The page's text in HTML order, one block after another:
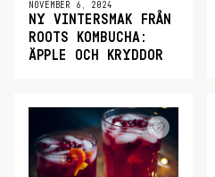
NOVEMBER 6, 2024
NY VINTERSMAK FRÅN
ROOTS KOMBUCHA:
ÄPPLE OCH KRYDDOR